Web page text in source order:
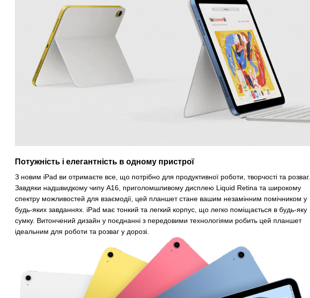
Потужність і елегантність в одному пристрої
З новим iPad ви отримаєте все, що потрібно для продуктивної роботи, творчості та розваг.
Завдяки надшвидкому чипу A16, приголомшливому дисплею Liquid Retina та широкому
спектру можливостей для взаємодії, цей планшет стане вашим незамінним помічником у
будь-яких завданнях. iPad має тонкий та легкий корпус, що легко поміщається в будь-яку
сумку. Витончений дизайн у поєднанні з передовими технологіями робить цей планшет
ідеальним для роботи та розваг у дорозі.